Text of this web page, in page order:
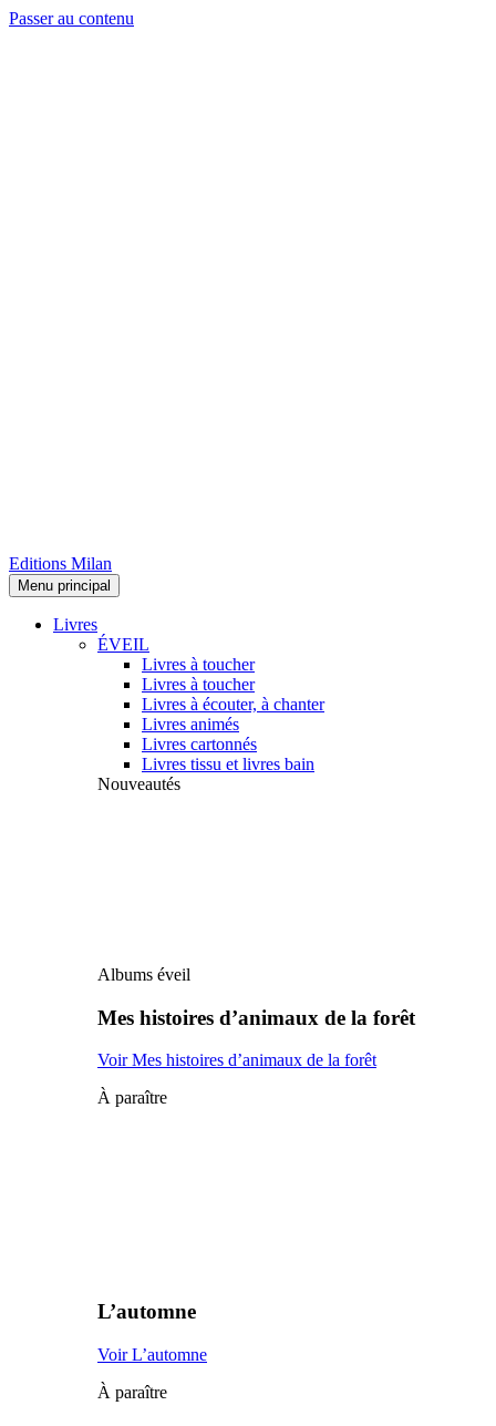
Passer au contenu
Editions Milan
Menu principal
Livres
ÉVEIL
Livres à toucher
Livres à toucher
Livres à écouter, à chanter
Livres animés
Livres cartonnés
Livres tissu et livres bain
Nouveautés
Albums éveil
Mes histoires d’animaux de la forêt
Voir Mes histoires d’animaux de la forêt
À paraître
L’automne
Voir L’automne
À paraître